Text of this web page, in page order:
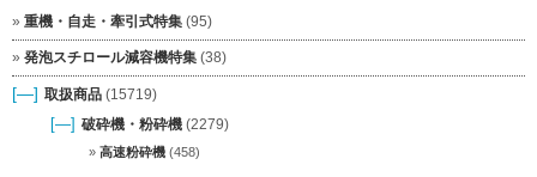
重機・自走・牽引式特集 (95)
発泡スチロール減容機特集 (38)
[—] 取扱商品 (15719)
[—] 破砕機・粉砕機 (2279)
高速粉砕機 (458)